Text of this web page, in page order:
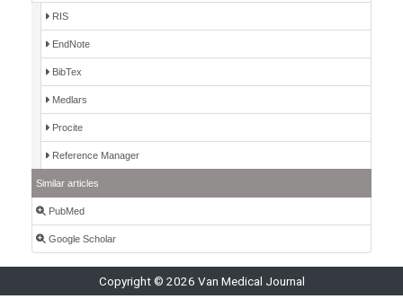
RIS
EndNote
BibTex
Medlars
Procite
Reference Manager
Similar articles
PubMed
Google Scholar
Copyright © 2026 Van Medical Journal